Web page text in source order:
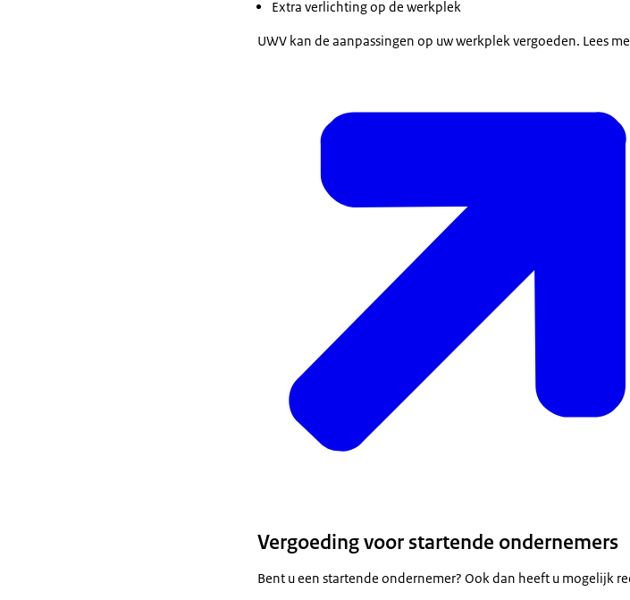
Extra verlichting op de werkplek
UWV kan de aanpassingen op uw werkplek vergoeden. Lees
Vergoeding voor startende ondernemers
Bent u een startende ondernemer? Ook dan heeft u mogelijk